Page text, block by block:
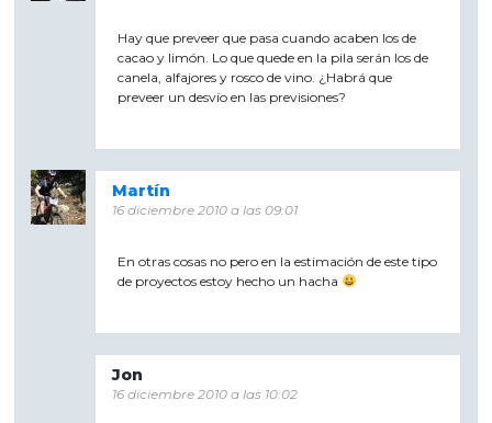
Hay que preveer que pasa cuando acaben los de
cacao y limón. Lo que quede en la pila serán los de
canela, alfajores y rosco de vino. ¿Habrá que
preveer un desvío en las previsiones?
Martín
16 diciembre 2010 a las 09:01
En otras cosas no pero en la estimación de este tipo
de proyectos estoy hecho un hacha
Jon
16 diciembre 2010 a las 10:02